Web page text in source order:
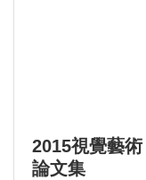
2015視覺藝
論文集